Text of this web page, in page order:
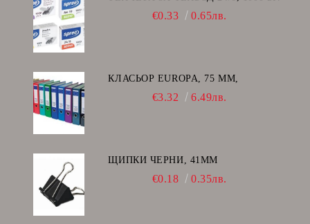
€0.33 0.65лв.
КЛАСЬОР EUROPA, 75 ММ,
€3.32 6.49лв.
ЩИПКИ ЧЕРНИ, 41ММ
€0.18 0.35лв.